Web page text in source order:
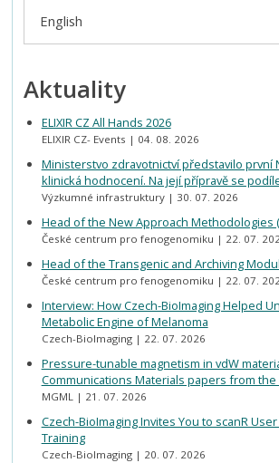
English
Aktuality
ELIXIR CZ All Hands 2026
ELIXIR CZ- Events 04. 08. 2026
Ministerstvo zdravotnictví představilo první
klinická hodnocení. Na její přípravě se
Výzkumné infrastruktury 30. 07. 2026
Head of the New Approach Methodologies
České centrum pro fenogenomiku 22. 07.
Head of the Transgenic and Archiving
České centrum pro fenogenomiku 22. 07.
Interview: How Czech-BioImaging Helped
Metabolic Engine of Melanoma
Czech-BioImaging 22. 07. 2026
Pressure-tunable magnetism in vdW
Communications Materials papers from the
MGML 21. 07. 2026
Czech-BioImaging Invites You to scanR
Training
Czech-BioImaging 20. 07. 2026